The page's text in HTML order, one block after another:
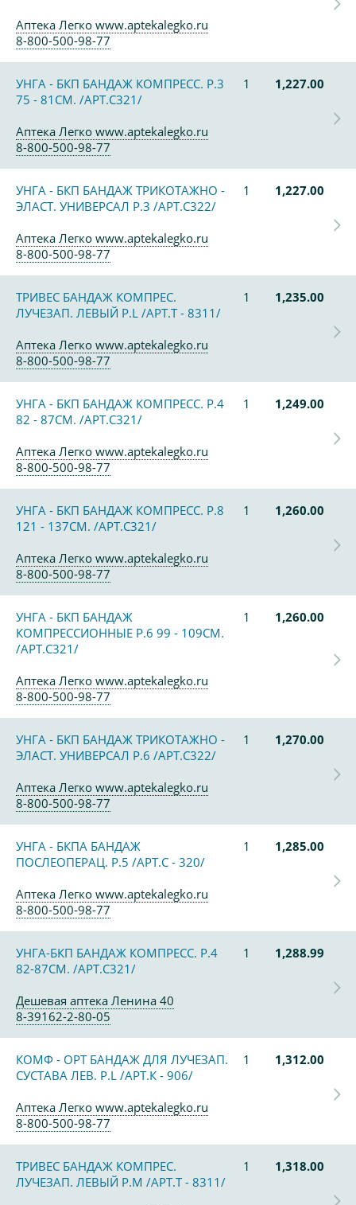
Аптека Легко www.aptekalegko.ru
8-800-500-98-77
УНГА - БКП БАНДАЖ КОМПРЕСС. Р.3
75 - 81СМ. /АРТ.С321/
1 1,227.00
Аптека Легко www.aptekalegko.ru
8-800-500-98-77
УНГА - БКП БАНДАЖ ТРИКОТАЖНО -
ЭЛАСТ. УНИВЕРСАЛ Р.3 /АРТ.С322/
1 1,227.00
Аптека Легко www.aptekalegko.ru
8-800-500-98-77
ТРИВЕС БАНДАЖ КОМПРЕС.
ЛУЧЕЗАП. ЛЕВЫЙ Р.L /АРТ.Т - 8311/
1 1,235.00
Аптека Легко www.aptekalegko.ru
8-800-500-98-77
УНГА - БКП БАНДАЖ КОМПРЕСС. Р.4
82 - 87СМ. /АРТ.С321/
1 1,249.00
Аптека Легко www.aptekalegko.ru
8-800-500-98-77
УНГА - БКП БАНДАЖ КОМПРЕСС. Р.8
121 - 137СМ. /АРТ.С321/
1 1,260.00
Аптека Легко www.aptekalegko.ru
8-800-500-98-77
УНГА - БКП БАНДАЖ
КОМПРЕССИОННЫЕ Р.6 99 - 109СМ.
/АРТ.С321/
1 1,260.00
Аптека Легко www.aptekalegko.ru
8-800-500-98-77
УНГА - БКП БАНДАЖ ТРИКОТАЖНО -
ЭЛАСТ. УНИВЕРСАЛ Р.6 /АРТ.С322/
1 1,270.00
Аптека Легко www.aptekalegko.ru
8-800-500-98-77
УНГА - БКПА БАНДАЖ
ПОСЛЕОПЕРАЦ. Р.5 /АРТ.С - 320/
1 1,285.00
Аптека Легко www.aptekalegko.ru
8-800-500-98-77
УНГА-БКП БАНДАЖ КОМПРЕСС. Р.4
82-87СМ. /АРТ.С321/
1 1,288.99
Дешевая аптека Ленина 40
8-39162-2-80-05
КОМФ - ОРТ БАНДАЖ ДЛЯ ЛУЧЕЗАП.
СУСТАВА ЛЕВ. Р.L /АРТ.К - 906/
1 1,312.00
Аптека Легко www.aptekalegko.ru
8-800-500-98-77
ТРИВЕС БАНДАЖ КОМПРЕС.
ЛУЧЕЗАП. ЛЕВЫЙ Р.M /АРТ.Т - 8311/
1 1,318.00